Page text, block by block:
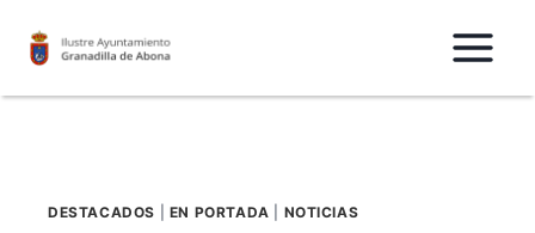
DESTACADOS EN PORTADA NOTICIAS